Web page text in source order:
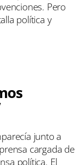
Pero
política y
junto a
cargada de
política. El